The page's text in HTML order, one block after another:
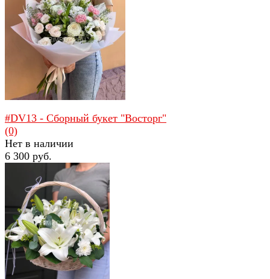
избранное сравнить
избранное сравнить
#DV13 - Сборный букет "Восторг"
(0)
Нет в наличии
6 300 руб.